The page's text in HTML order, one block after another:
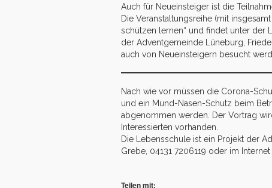
Auch für Neueinsteiger ist die
Die Veranstaltungsreihe (mit
schützen lernen“ und findet unter der
der Adventgemeinde Lüneburg,
auch von Neueinsteigern besucht
Nach wie vor müssen die Corona-
und ein Mund-Nasen-Schutz beim
abgenommen werden. Der Vortrag
Interessierten vorhanden.
Die Lebensschule ist ein Projekt der
Grebe, 04131 7206119 oder im
Teilen mit: